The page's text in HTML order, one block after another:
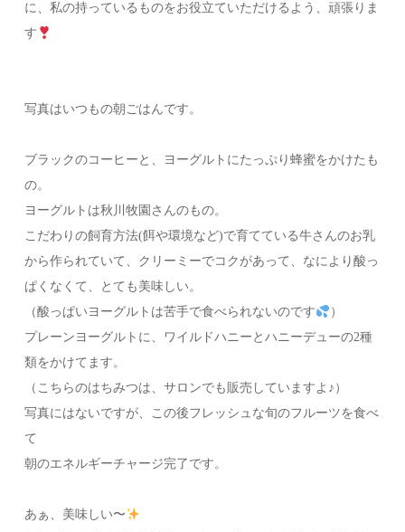
に、私の持っているものをお役立ていただけるよう、頑張りま
す
写真はいつもの朝ごはんです。
ブラックのコーヒーと、ヨーグルトにたっぷり蜂蜜をかけたも
の。
ヨーグルトは秋川牧園さんのもの。
こだわりの飼育方法(餌や環境など)で育てている牛さんのお乳
から作られていて、クリーミーでコクがあって、なにより酸っ
ぱくなくて、とても美味しい。
（酸っぱいヨーグルトは苦手で食べられないのです
）
プレーンヨーグルトに、ワイルドハニーとハニーデューの2種
類をかけてます。
（こちらのはちみつは、サロンでも販売していますよ♪）
写真にはないですが、この後フレッシュな旬のフルーツを食べ
て
朝のエネルギーチャージ完了です。
あぁ、美味しい〜